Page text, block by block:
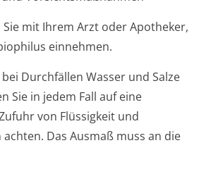
mit Ihrem Arzt oder Apotheker,
einnehmen.
Durchfällen Wasser und Salze
Sie in jedem Fall auf eine
von Flüssigkeit und
Das Ausmaß muss an die